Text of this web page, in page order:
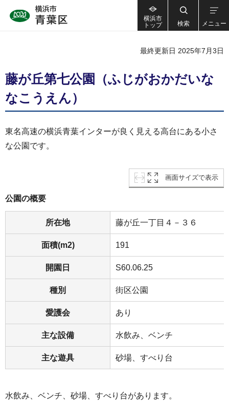
横浜市
トップ
検索 メニュー
最終更新日 2025年7月3日
藤が丘第七公園（ふじがおかだいな
なこうえん）
東名高速の横浜青葉インターが良く見える高台にある小さ
な公園です。
画面サイズで表示
公園の概要
所在地 藤が丘一丁目４－３６
面積(m2) 191
開園日 S60.06.25
種別 街区公園
愛護会 あり
主な設備 水飲み、ベンチ
主な遊具 砂場、すべり台
水飲み、ベンチ、砂場、すべり台があります。